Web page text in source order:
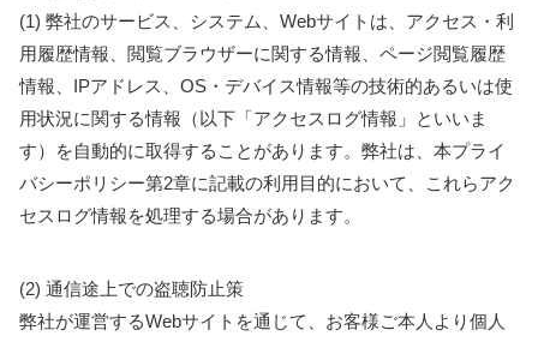
(1) 弊社のサービス、システム、Webサイトは、アクセス・利
用履歴情報、閲覧ブラウザーに関する情報、ページ閲覧履歴
情報、IPアドレス、OS・デバイス情報等の技術的あるいは使
用状況に関する情報（以下「アクセスログ情報」といいま
す）を自動的に取得することがあります。弊社は、本プライ
バシーポリシー第2章に記載の利用目的において、これらアク
セスログ情報を処理する場合があります。
(2) 通信途上での盗聴防止策
弊社が運営するWebサイトを通じて、お客様ご本人より個人